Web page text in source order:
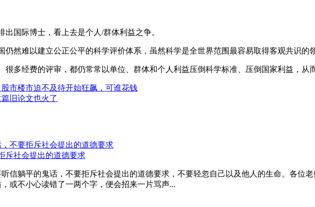
国际博士，看上去是个人/群体利益之争。
然难以建立公正公平的科学评价体系，虽然科学是全世界范围最容易取得客观共识的
很多经费的评审，都仍常常以单位、群体和个人利益压倒科学标准、压倒国家利益，从
市楼市迫不及待开始狂飙，可谁花钱
旧论文也火了
斥社会提出的道德要求
信躺平的鬼话，不要拒斥社会提出的道德要求，不要轻忽自己以及他人的生命。各位
或不小心读错了一两个字，便会招来一片骂声...